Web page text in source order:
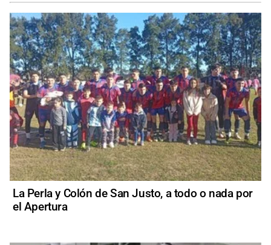
La Perla y Colón de San Justo, a todo o nada por
el Apertura